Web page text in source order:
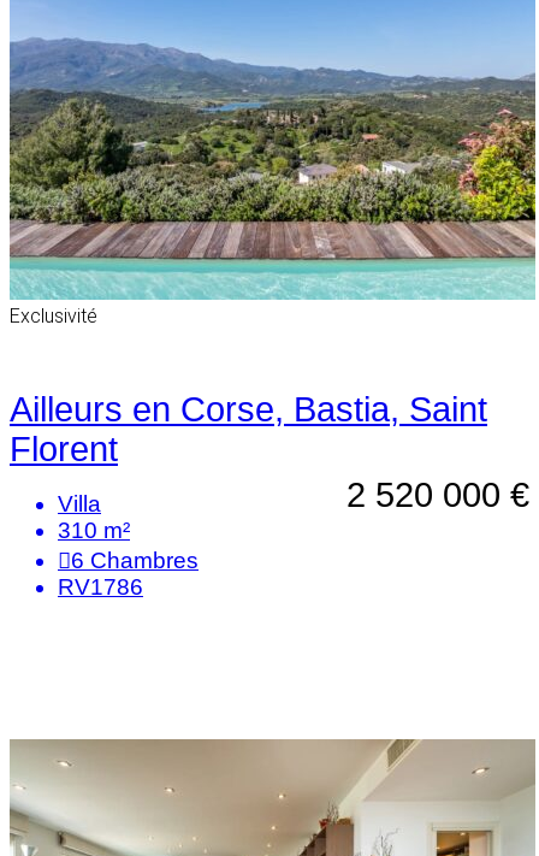
Exclusivité
Ailleurs en Corse, Bastia, Saint
Florent
2 520 000 €
Villa
310 m²
6 Chambres
RV1786